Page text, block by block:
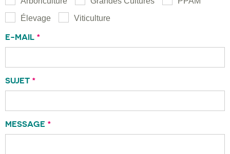
Élevage
Viticulture
E-MAIL *
SUJET *
MESSAGE *